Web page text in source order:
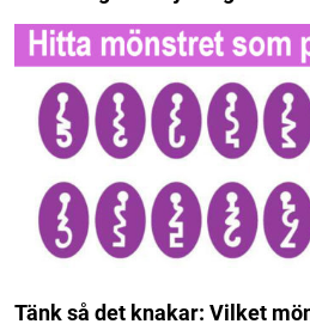
Tänk så det knakar: Vilket